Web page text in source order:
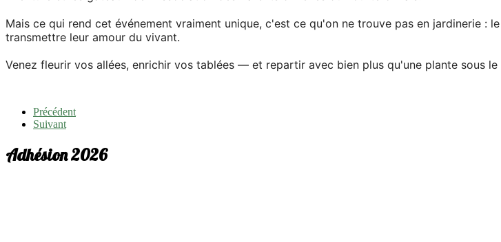
Mais ce qui rend cet événement vraiment unique, c'est ce qu'on ne trouve pas en jardinerie :
transmettre leur amour du vivant.
Venez fleurir vos allées, enrichir vos tablées — et repartir avec bien plus qu'une plante sous le
Précédent
Suivant
Adhésion 2026